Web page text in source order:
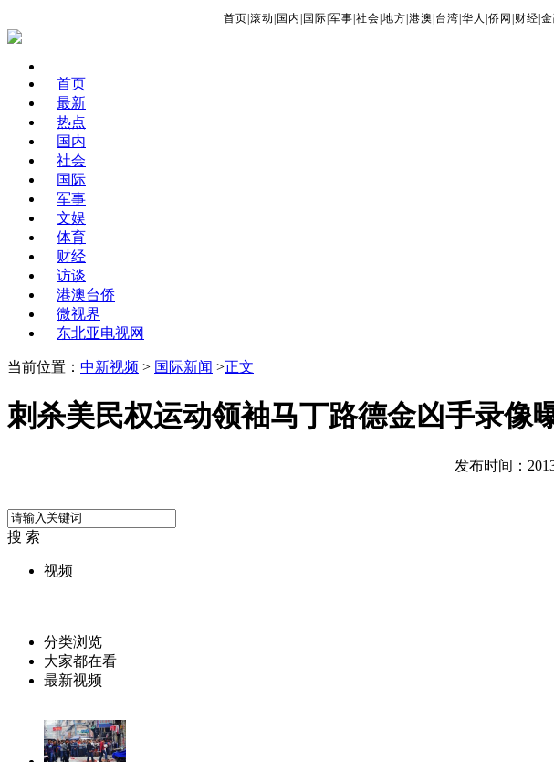
首页 滚动 国内 国际 军事 社会 地方 港澳 台湾 华人 侨网 财经
首页
最新
热点
国内
社会
国际
军事
文娱
体育
财经
访谈
港澳台侨
微视界
东北亚电视网
当前位置： 中新视频 > 国际新闻 >正文
刺杀美民权运动领袖马丁路德金凶手录像
发布时间：
搜 索
视频
分类浏览
大家都在看
最新视频